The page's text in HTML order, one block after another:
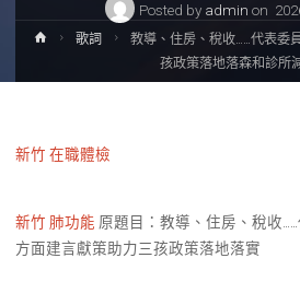
Posted by admin on
Home歌詞
教導、住房、稅收……代表委
孩政策落地落森和診所
新竹 在職體檢
新竹 肺功能 原題目：教導、住房、稅收
方面建言獻策助力三孩政策落地落實